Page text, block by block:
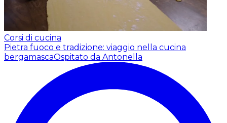
Corsi di cucina
Pietra fuoco e tradizione: viaggio nella cucina
bergamascaOspitato da Antonella